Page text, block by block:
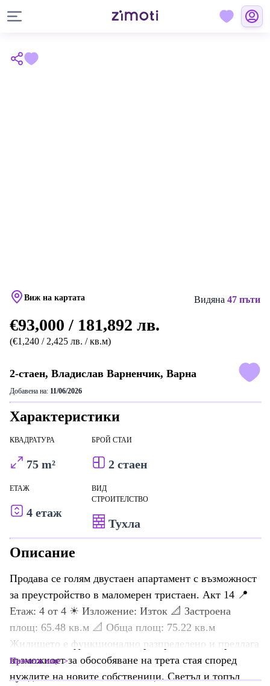
Виж на картата Видяна 47 пъти
€93,000 / 181,892 лв.
(€1,240 / 2,425 лв. / кв.м)
2-стаен, Владислав Варненчик, Варна
Добавена на: 11/06/2026
Характеристики
КВАДРАТУРА
75 m²
БРОЙ СТАИ
2 стаен
ЕТАЖ
4 етаж
ВИД
СТРОИТЕЛСТВО
Тухла
Описание
Продава се голям двустаен апартамент с възможност
за преустройство в маломерен тристаен. Акт 14 📍
Етаж: 4 от 4 ☀ Изложение: Изток 📐 Застроена
площ: 65.48 кв.м 📐 Обща площ: 75.22 кв.м
Жилището е функционално разпределено и предлага
възможност за обособяване на трета стая според
нуждите на новите собственици. Светъл и топъл
Прочети още